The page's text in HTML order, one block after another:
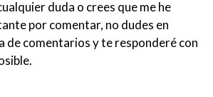
duda o crees que me he
por comentar, no dudes en
de comentarios y te responderé con